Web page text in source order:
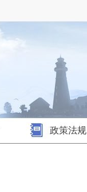
政策法规